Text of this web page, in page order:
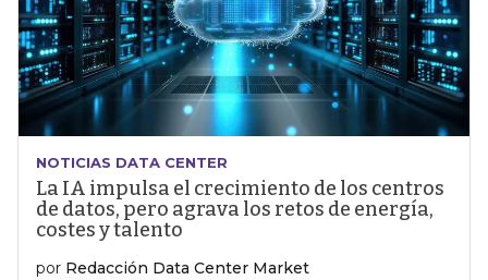
NOTICIAS DATA CENTER
La IA impulsa el crecimiento de los centros
de datos, pero agrava los retos de energía,
costes y talento
por Redacción Data Center Market